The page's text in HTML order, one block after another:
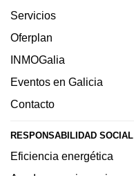
Servicios
Oferplan
INMOGalia
Eventos en Galicia
Contacto
RESPONSABILIDAD SOCIAL
Eficiencia energética